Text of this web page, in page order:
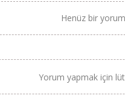
Henüz bir
Yorum yapmak için
BU HAFTANIN